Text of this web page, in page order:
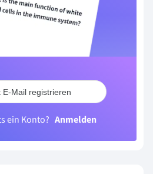
E-Mail registrieren
ein Konto? Anmelden